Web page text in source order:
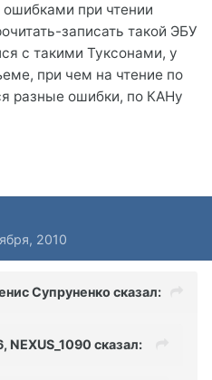
ошибками при чтении
записать такой ЭБУ
с такими Туксонами, у
при чем на чтение по
разные ошибки, по КАНу
2010
Супруненко сказал:
NEXUS_1090 сказал: